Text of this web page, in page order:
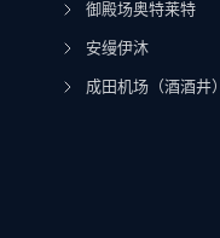
御殿场奥特莱特
安缦伊沐
成田机场（酒酒井）